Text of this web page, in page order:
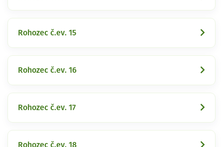
Rohozec č.ev. 15
Rohozec č.ev. 16
Rohozec č.ev. 17
Rohozec č.ev. 18